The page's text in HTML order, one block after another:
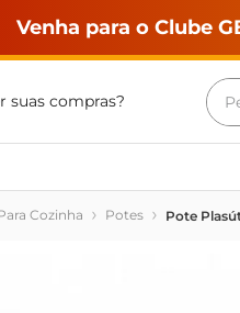
Venha para o Clube
suas compras?
Cozinha Potes Pote